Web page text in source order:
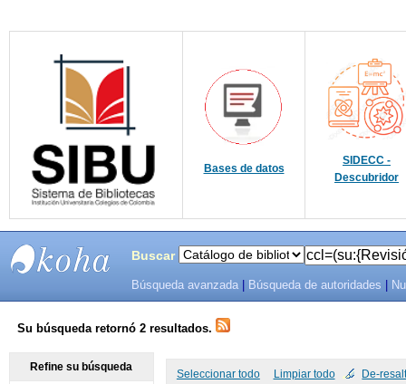
Bases de datos
SIDECC -
Descubridor
SISTEMAS
DE
Buscar
Búsqueda avanzada Búsqueda de autoridades
Su búsqueda retornó 2 resultados.
Seleccionar todo Limpiar todo De-
Refine su búsqueda